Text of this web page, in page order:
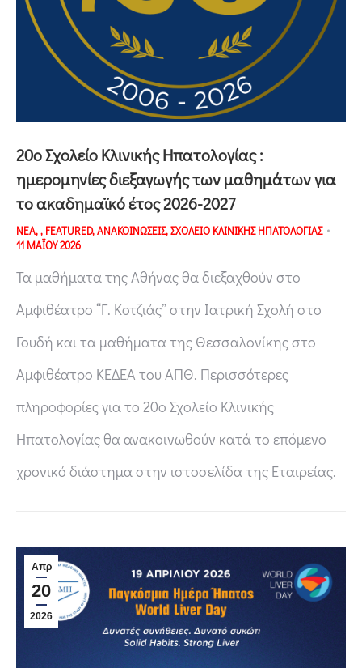
20o Σχολείο Κλινικής Ηπατολογίας :
ημερομηνίες διεξαγωγής των μαθημάτων για
το ακαδημαϊκό έτος 2026-2027
ΝΕΑ,, FEATURED,ΑΝΑΚΟΙΝΩΣΕΙΣ,ΣΧΟΛΕΙΟ ΚΛΙΝΙΚΗΣ ΗΠΑΤΟΛΟΓΙΑΣ
11 ΜΑΪΟΥ 2026
Τα μαθήματα της Αθήνας θα διεξαχθούν στο
Αμφιθέατρο “Γ. Κοτζιάς” στην Ιατρική Σχολή στο
Γουδή και τα μαθήματα της Θεσσαλονίκης στο
Αμφιθέατρο ΚΕΔΕΑ του ΑΠΘ. Περισσότερες
πληροφορίες για το 20ο Σχολείο Κλινικής
Ηπατολογίας θα ανακοινωθούν κατά το επόμενο
χρονικό διάστημα στην ιστοσελίδα της Εταιρείας.
Απρ
20
2026